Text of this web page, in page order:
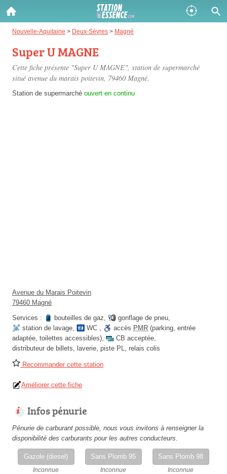
Nouvelle-Aquitaine > Deux-Sèvres > Magné
Super U MAGNE
Cette fiche présente "Super U MAGNE", station de supermarché
situé avenue du marais poitevin, 79460 Magné.
Station de supermarché ouvert en continu
Avenue du Marais Poitevin
79460 Magné
Services :
bouteilles de gaz, gonflage de pneu,
station de lavage, WC , accès PMR (parking, entrée
adaptée, toilettes accessibles), CB acceptée,
distributeur de billets, laverie, piste PL, relais colis
Recommander cette station
Améliorer cette fiche
Infos pénurie
Pénurie de carburant possible, nous vous invitons à renseigner la
disponibilité des carburants pour les autres conducteurs.
Gazole (diesel)
Inconnue
Sans Plomb 95
Inconnue
Sans Plomb 98
Inconnue
Gazole :
Disponible
SP 98 :
Disponible